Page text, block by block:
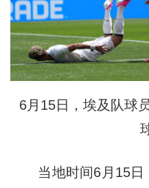
6月15日，埃及队球
当地时间6月15日